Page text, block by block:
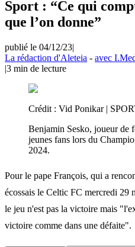
Sport : “Ce qui
que l’on donne”
publié le 04/12/23|
La rédaction d'Aleteia - avec
|3 min de lecture
Crédit : Vid Ponikar |
Benjamin Sesko, joueur de
jeunes fans lors du
2024.
Pour le pape François, qui a
écossais le Celtic FC mercredi 29
le jeu n'est pas la victoire mais
victoire comme dans une défaite".